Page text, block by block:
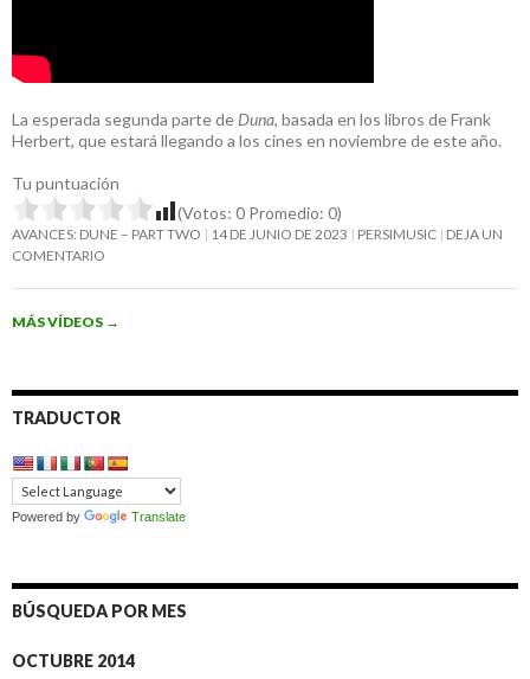
La esperada segunda parte de Duna, basada en los libros de Frank
Herbert, que estará llegando a los cines en noviembre de este año.
Tu puntuación
(Votos: 0 Promedio: 0)
AVANCES: DUNE – PART TWO 14 DE JUNIO DE 2023 PERSIMUSIC DEJA UN
COMENTARIO
MÁS VÍDEOS →
TRADUCTOR
Powered by Translate
BÚSQUEDA POR MES
OCTUBRE 2014